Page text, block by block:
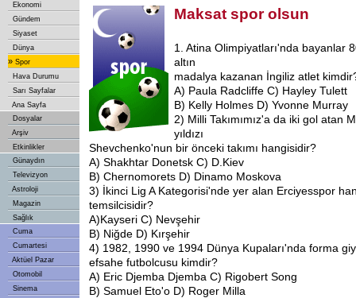
Ekonomi
Gündem
Siyaset
Dünya
» Spor
Hava Durumu
Sarı Sayfalar
Ana Sayfa
Dosyalar
Arşiv
Etkinlikler
Günaydın
Televizyon
Astroloji
Magazin
Sağlık
Cuma
Cumartesi
Aktüel Pazar
Otomobil
Sinema
Maksat spor olsun
1. Atina Olimpiyatları'nda bayanlar
altın
madalya kazanan İngiliz atlet
A) Paula Radcliffe C) Hayley Tulett
B) Kelly Holmes D) Yvonne Murray
2) Milli Takımımız'a da iki gol atan
yıldızı
Shevchenko'nun bir önceki takımı hangisidir?
A) Shakhtar Donetsk C) D.Kiev
B) Chernomorets D) Dinamo Moskova
3) İkinci Lig A Kategorisi'nde yer alan Erciyesspor
temsilcisidir?
A)Kayseri C) Nevşehir
B) Niğde D) Kırşehir
4) 1982, 1990 ve 1994 Dünya Kupaları'nda forma
efsahe futbolcusu kimdir?
A) Eric Djemba Djemba C) Rigobert Song
B) Samuel Eto'o D) Roger Milla